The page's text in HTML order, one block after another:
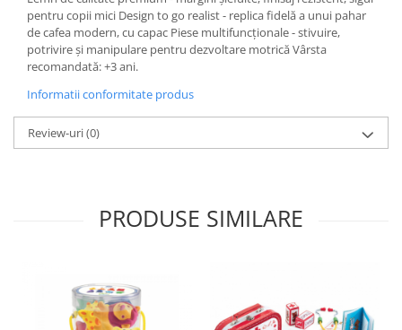
pentru copii mici Design to go realist - replica fidelă a unui pahar
de cafea modern, cu capac Piese multifuncționale - stivuire,
potrivire și manipulare pentru dezvoltare motrică Vârsta
recomandată: +3 ani.
Informatii conformitate produs
Review-uri(0)
PRODUSE SIMILARE